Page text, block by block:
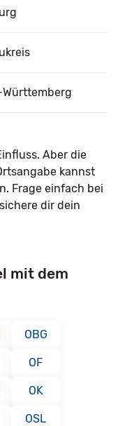
Aber die
kannst
Frage einfach bei
dir dein
mit dem
OBG
OF
OK
OSL